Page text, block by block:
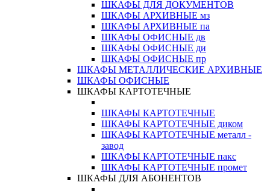
ШКАФЫ ДЛЯ ДОКУМЕНТОВ
ШКАФЫ АРХИВНЫЕ мз
ШКАФЫ АРХИВНЫЕ па
ШКАФЫ ОФИСНЫЕ дв
ШКАФЫ ОФИСНЫЕ ди
ШКАФЫ ОФИСНЫЕ пр
ШКАФЫ МЕТАЛЛИЧЕСКИЕ АРХИВНЫЕ
ШКАФЫ ОФИСНЫЕ
ШКАФЫ КАРТОТЕЧНЫЕ
ШКАФЫ КАРТОТЕЧНЫЕ
ШКАФЫ КАРТОТЕЧНЫЕ диком
ШКАФЫ КАРТОТЕЧНЫЕ металл -
завод
ШКАФЫ КАРТОТЕЧНЫЕ пакс
ШКАФЫ КАРТОТЕЧНЫЕ промет
ШКАФЫ ДЛЯ АБОНЕНТОВ